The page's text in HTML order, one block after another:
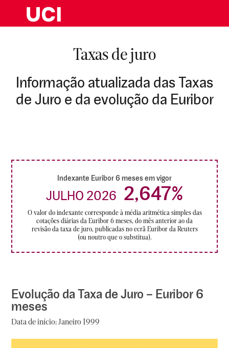
Taxas de juro
Informação atualizada das Taxas
de Juro e da evolução da Euribor
Indexante Euribor 6 meses em vigor
JULHO 2026 2,647%
O valor do indexante corresponde à média aritmética simples das
cotações diárias da Euribor 6 meses, do mês anterior ao da
revisão da taxa de juro, publicadas no ecrã Euribor da Reuters
(ou noutro que o substitua).
Evolução da Taxa de Juro – Euribor 6
meses
Data de início:Janeiro 1999